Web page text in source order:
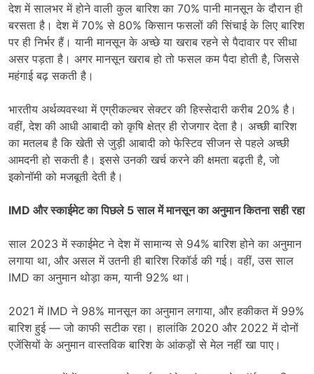
देश में सालभर में होने वाली कुल बारिश का 70% पानी मानसून के दौरान ही
बरसता है। देश में 70% से 80% किसान फसलों की सिंचाई के लिए बारिश
पर ही निर्भर हैं। यानी मानसून के अच्छे या खराब रहने से पैदावार पर सीधा
असर पड़ता है। अगर मानसून खराब हो तो फसल कम पैदा होती है, जिससे
महंगाई बढ़ सकती है।
भारतीय अर्थव्यवस्था में एग्रीकल्चर सेक्टर की हिस्सेदारी करीब 20% है।
वहीं, देश की आधी आबादी को कृषि क्षेत्र ही रोजगार देता है। अच्छी बारिश
का मतलब है कि खेती से जुड़ी आबादी को फेस्टिव सीजन से पहले अच्छी
आमदनी हो सकती है। इससे उनकी खर्च करने की क्षमता बढ़ती है, जो
इकोनॉमी को मजबूती देती है।
IMD और स्काईमेट का पिछले 5 साल में मानसून का अनुमान कितना सही रहा
साल 2023 में स्काईमेट ने देश में सामान्य से 94% बारिश होने का अनुमान
लगाया था, और असल में उतनी ही बारिश रिकॉर्ड की गई। वहीं, उस साल
IMD का अनुमान थोड़ा कम, यानी 92% था।
2021 में IMD ने 98% मानसून का अनुमान लगाया, और हकीकत में 99%
बारिश हुई — जो काफी सटीक रहा। हालांकि 2020 और 2022 में दोनों
एजेंसियों के अनुमान वास्तविक बारिश के आंकड़ों से मेल नहीं खा पाए।